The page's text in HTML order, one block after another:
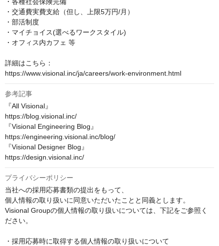
・各種社会保険完備
・交通費実費支給（但し、上限5万円/月）
・部活制度
・マイチョイス(選べるワークスタイル)
・オフィス内カフェ 等
詳細はこちら：
https://www.visional.inc/ja/careers/work-environment.html
参考記事
『All Visional』
https://blog.visional.inc/
『Visional Engineering Blog』
https://engineering.visional.inc/blog/
『Visional Designer Blog』
https://design.visional.inc/
プライバシーポリシー
当社への採用応募書類の提出をもって、
個人情報の取り扱いに同意いただいたことと同義とします。
Visional Groupの個人情報の取り扱いについては、下記をご参照く
ださい。
・採用応募時に取得する個人情報の取り扱いについて